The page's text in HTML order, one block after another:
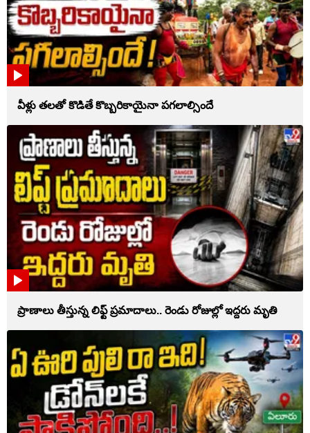
వీళ్లు తలతో కొడితే కొబ్బరికాయైనా పగలాల్సిందే
ప్రాణాలు తీస్తున్న లిఫ్ట్‌ ప్రమాదాలు.. రెండు రోజుల్లో ఇద్దరు మృతి